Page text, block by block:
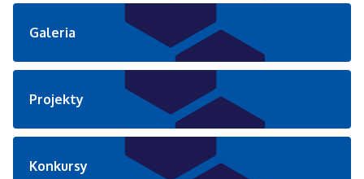
Galeria
Projekty
Konkursy